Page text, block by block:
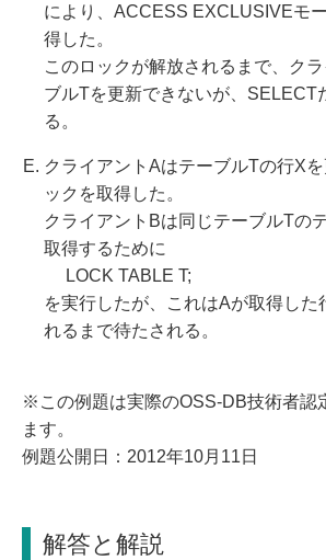
により、ACCESS EXCLUSIVEモ
得した。
このロックが解放されるまで、ク
ブルTを更新できないが、SELECT
る。
クライアントAはテーブルTの行X
ックを取得した。
クライアントBは同じテーブルTの
取得するために
LOCK TABLE T;
を実行したが、これはAが取得した
れるまで待たされる。
※この例題は実際のOSS-DB技術者認
ます。
例題公開日：2012年10月11日
解答と解説